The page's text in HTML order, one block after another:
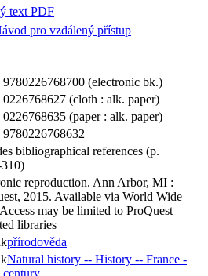
text PDF
pro vzdálený přístup
(electronic bk.)
(cloth : alk. paper)
(paper : alk. paper)
bibliographical references (p.
reproduction. Ann Arbor, MI :
2015. Available via World Wide
may be limited to ProQuest
libraries
přírodověda
Natural history -- History -- France -
century